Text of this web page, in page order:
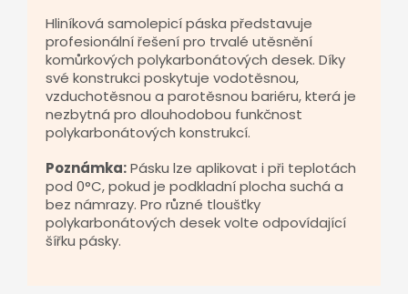
Hliníková samolepicí páska představuje
profesionální řešení pro trvalé utěsnění
komůrkových polykarbonátových desek. Díky
své konstrukci poskytuje vodotěsnou,
vzduchotěsnou a parotěsnou bariéru, která je
nezbytná pro dlouhodobou funkčnost
polykarbonátových konstrukcí.
Poznámka:Pásku lze aplikovat i při teplotách
pod 0°C, pokud je podkladní plocha suchá a
bez námrazy. Pro různé tloušťky
polykarbonátových desek volte odpovídající
šířku pásky.